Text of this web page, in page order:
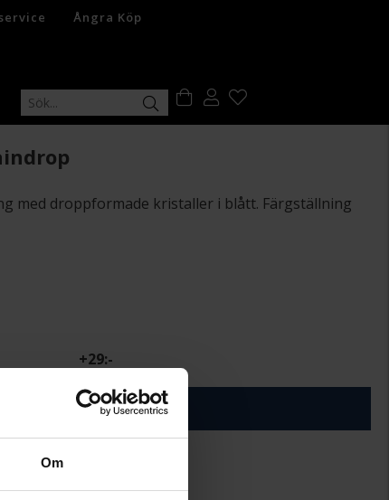
Om
Ångra Köp
med droppformade kristaller i blått. Färgställning
+29:-
I VARUKORGEN